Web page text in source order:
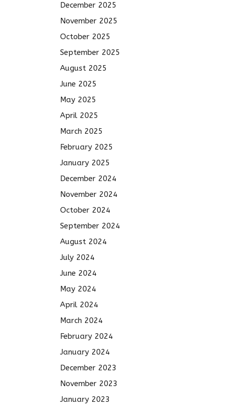
December 2025
November 2025
October 2025
September 2025
August 2025
June 2025
May 2025
April 2025
March 2025
February 2025
January 2025
December 2024
November 2024
October 2024
September 2024
August 2024
July 2024
June 2024
May 2024
April 2024
March 2024
February 2024
January 2024
December 2023
November 2023
January 2023